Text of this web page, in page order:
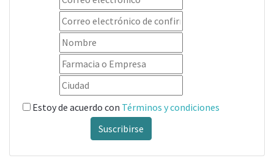
Estoy de acuerdo con Términos y condiciones
Suscribirse